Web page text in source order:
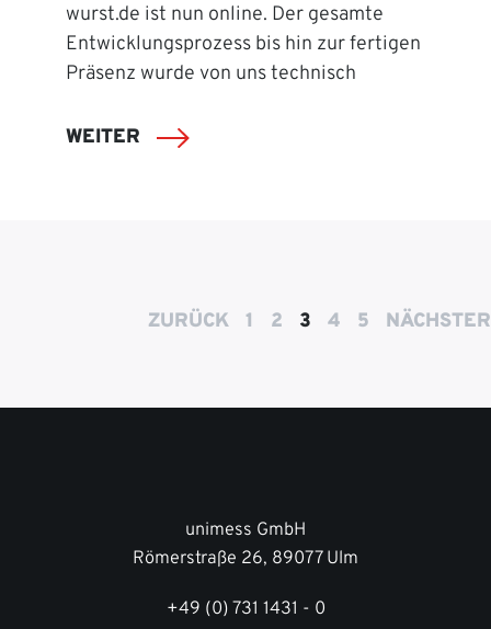
wurst.de ist nun online. Der gesamte
Entwicklungsprozess bis hin zur fertigen
Präsenz wurde von uns technisch
WEITER
ZURÜCK 1 2 3 4 5 NÄCHSTER
unimess GmbH
Römerstraße 26, 89077 Ulm
+49 (0) 731 1431 - 0